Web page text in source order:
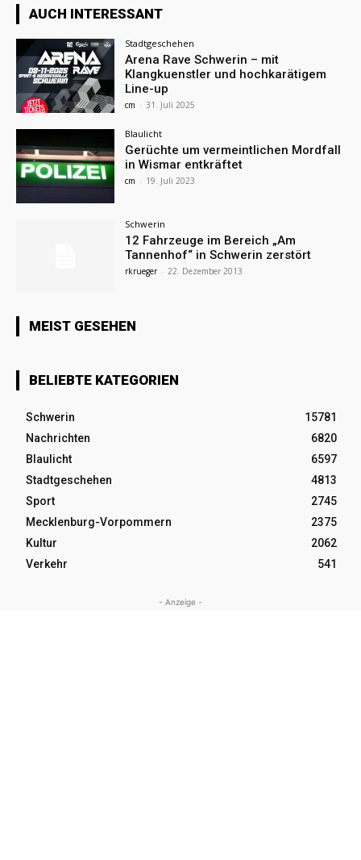
AUCH INTERESSANT
Stadtgeschehen
Arena Rave Schwerin – mit
Klangkuenstler und hochkarätigem
Line-up
cm - 31. Juli 2025
Blaulicht
Gerüchte um vermeintlichen Mordfall
in Wismar entkräftet
cm - 19. Juli 2023
Schwerin
12 Fahrzeuge im Bereich „Am
Tannenhof“ in Schwerin zerstört
rkrueger - 22. Dezember 2013
MEIST GESEHEN
BELIEBTE KATEGORIEN
Schwerin
15781
Nachrichten
6820
Blaulicht
6597
Stadtgeschehen
4813
Sport
2745
Mecklenburg-Vorpommern
2375
Kultur
2062
Verkehr
541
- Anzeige -